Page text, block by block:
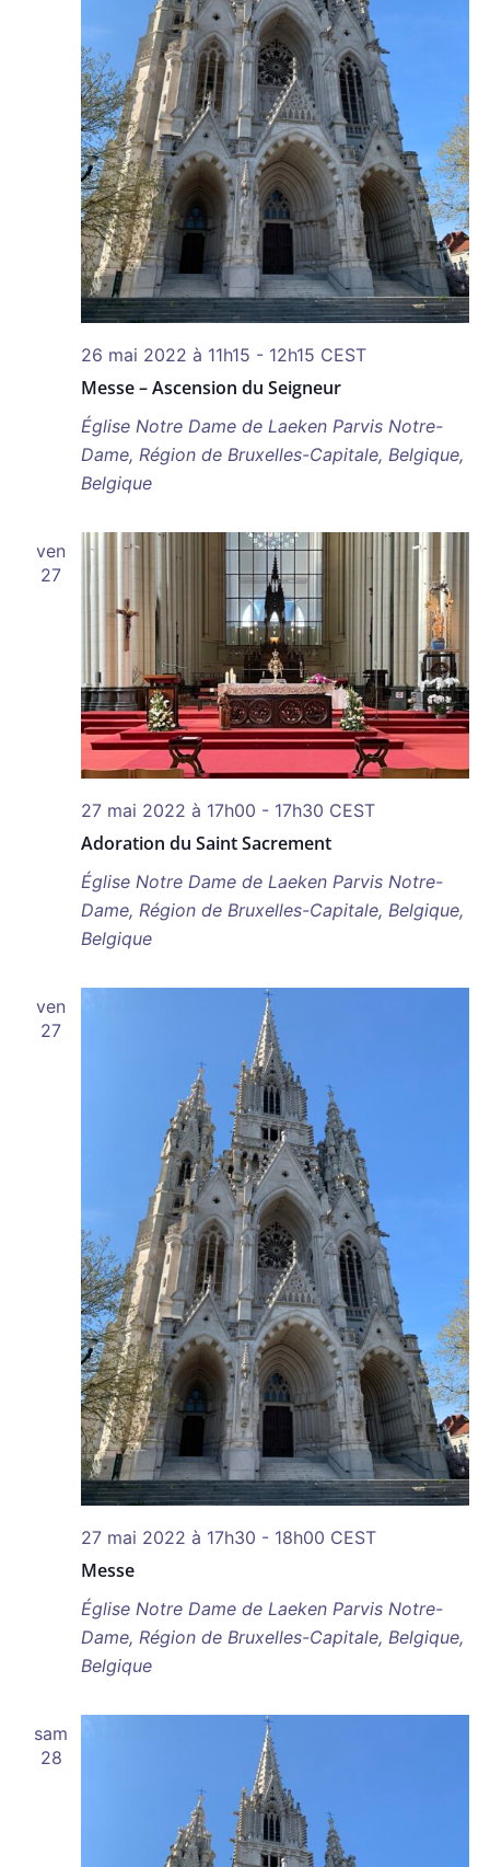
Messe – Ascension du Seigneur
26 mai 2022 à 11h15 - 12h15 CEST
Église Notre Dame de Laeken Parvis Notre-
Dame, Région de Bruxelles-Capitale, Belgique,
Belgique
ven
27
Adoration du Saint Sacrement
27 mai 2022 à 17h00 - 17h30 CEST
Église Notre Dame de Laeken Parvis Notre-
Dame, Région de Bruxelles-Capitale, Belgique,
Belgique
ven
27
Messe
27 mai 2022 à 17h30 - 18h00 CEST
Église Notre Dame de Laeken Parvis Notre-
Dame, Région de Bruxelles-Capitale, Belgique,
Belgique
sam
28